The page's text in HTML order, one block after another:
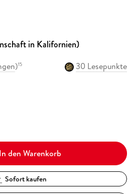
in Kalifornien)
)15
30 Lesepunkte
In den Warenkorb
Sofort kaufen